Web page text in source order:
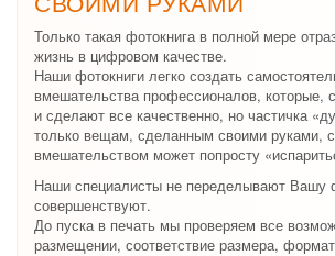
Только такая фотокнига в полной мере
жизнь в цифровом качестве.
Наши фотокниги легко создать
вмешательства профессионалов, которые,
и сделают все качественно, но частичка
только вещам, сделанным своими руками,
вмешательством может попросту
Наши специалисты не переделывают Вашу
совершенствуют.
До пуска в печать мы проверяем все
размещении, соответствие размера,